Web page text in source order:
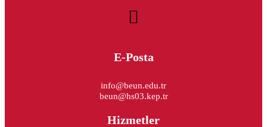
E-Posta
info@beun.edu.tr
beun@hs03.kep.tr
Hizmetler